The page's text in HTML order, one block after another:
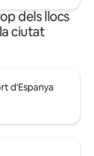
dels llocs
ciutat
d'Espanya